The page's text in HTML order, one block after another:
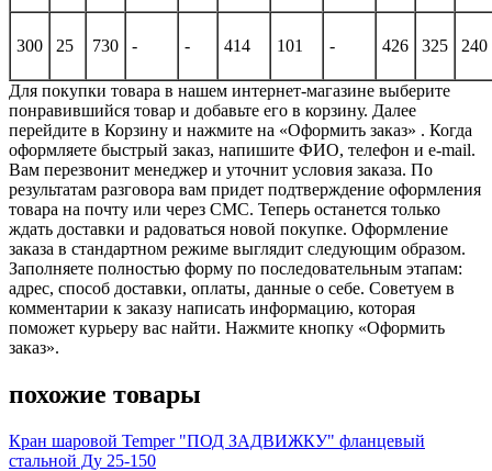
300 25 730 - - 414 101 - 426 325 240
Для покупки товара в нашем интернет-магазине выберите
понравившийся товар и добавьте его в корзину. Далее
перейдите в Корзину и нажмите на «Оформить заказ» . Когда
оформляете быстрый заказ, напишите ФИО, телефон и e-mail.
Вам перезвонит менеджер и уточнит условия заказа. По
результатам разговора вам придет подтверждение оформления
товара на почту или через СМС. Теперь останется только
ждать доставки и радоваться новой покупке. Оформление
заказа в стандартном режиме выглядит следующим образом.
Заполняете полностью форму по последовательным этапам:
адрес, способ доставки, оплаты, данные о себе. Советуем в
комментарии к заказу написать информацию, которая
поможет курьеру вас найти. Нажмите кнопку «Оформить
заказ».
похожие товары
Кран шаровой Temper "ПОД ЗАДВИЖКУ" фланцевый
стальной Ду 25-150